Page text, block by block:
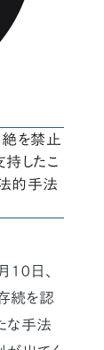
を禁止
したこ
的手法
10日、
続を認
な手法